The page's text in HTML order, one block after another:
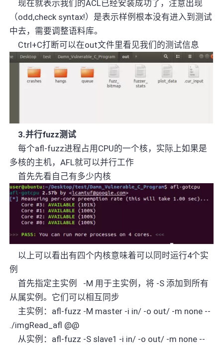
现在就表示我们的ACL已经安装成功了，注意出现
（odd,check syntax!）是表示样例根本没有进入到测试
中去，需要调整语料库。
Ctrl+C打断可以在out文件里看见我们的测试信息
3.并行fuzz测试
每个afl-fuzz进程占用CPU的一个核，实际上如果是
多核的主机，AFL就可以并行工作
首先先看自己有多少内核
以上可以看出有四个内核意味着可以同时运行4个实
例
首先指定主实例
-M 用于主实例，将 -S 添加到所有
从属实例。它们可以相互同步
主实例： afl-fuzz -M master -i in/ -o out/ -m none --
./imgRead_afl @@
从实例： afl-fuzz -S slave1 -i in/ -o out/ -m none --